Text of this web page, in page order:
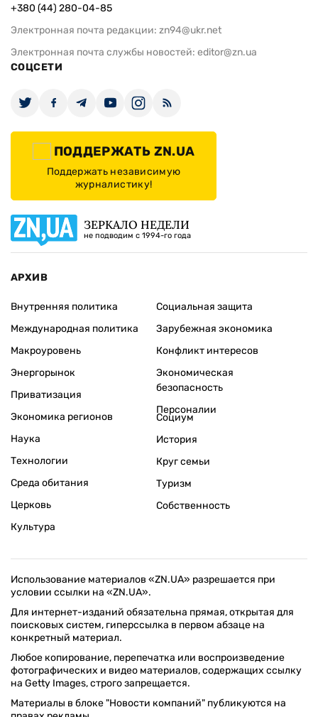
+380 (44) 280-04-85
Электронная почта редакции: zn94@ukr.net
Электронная почта службы новостей: editor@zn.ua
СОЦСЕТИ
ПОДДЕРЖАТЬ ZN.UA
Поддержать независимую
журналистику!
ЗЕРКАЛО НЕДЕЛИ
не подводим с 1994-го года
АРХИВ
Внутренняя политика
Международная политика
Макроуровень
Энергорынок
Приватизация
Экономика регионов
Социальная защита
Зарубежная экономика
Конфликт интересов
Экономическая
безопасность
Персоналии
Наука
Технологии
Среда обитания
Церковь
Культура
Социум
История
Круг семьи
Туризм
Собственность
Использование материалов «ZN.UA» разрешается при
условии ссылки на «ZN.UA».
Для интернет-изданий обязательна прямая, открытая для
поисковых систем, гиперссылка в первом абзаце на
конкретный материал.
Любое копирование, перепечатка или воспроизведение
фотографических и видео материалов, содержащих ссылку
на Getty Images, строго запрещается.
Материалы в блоке "Новости компаний" публикуются на